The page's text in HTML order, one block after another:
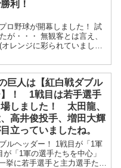
利！
ロ野球が開幕しました！ 試
が・・・ 無観客とは言え、
レンジに彩られていました)
巨人は【紅白戦ダブル
】！ 1戦目は若手選手
しました！ 太田龍、
高井俊投手、増田大輝
立っていましたね。
ルヘッダー！ 1戦目が「1軍
「1軍の選手たちを中心」
挙に若手選手と主力選手たち